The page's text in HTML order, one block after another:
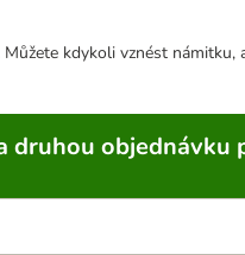
kdykoli vznést
druhou objednávku